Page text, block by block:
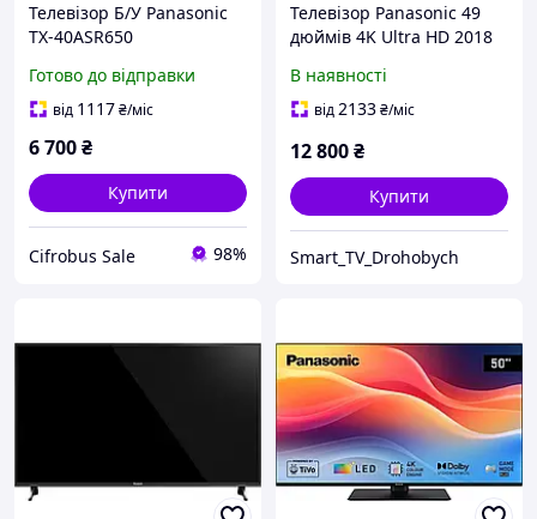
Телевізор Б/У Panasonic
TX-40ASR650
Готово до відправки
від 1117₴/міс
6 700₴
Купити
Cifrobus Sale 98%
Телевізор Panasonic 49
дюймів 4K Ultra HD 2018
В наявності
від2133₴/міс
12 800₴
Купити
Smart_TV_Drohobych